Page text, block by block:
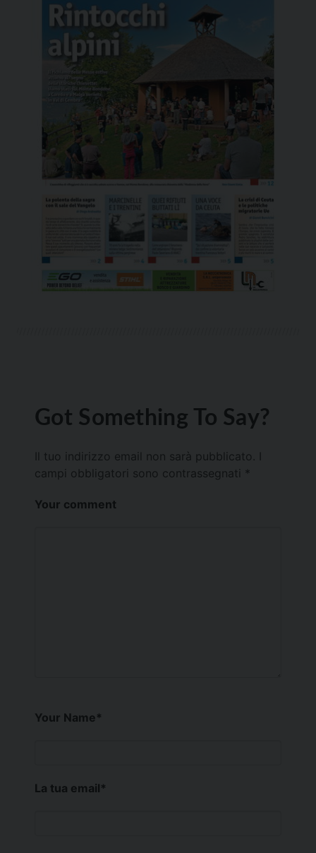
Got Something To Say?
Il tuo indirizzo email non sarà pubblicato.
campi obbligatori sono contrassegnati *
Your comment
Your Name*
La tua email*